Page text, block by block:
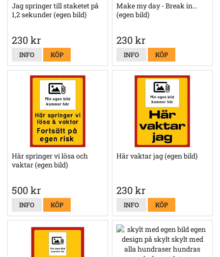
Jag springer till staketet på
1,2 sekunder (egen bild)
230 kr
INFO KÖP
Make my day - Break in...
(egen bild)
230 kr
INFO KÖP
Här springer vi lösa och
vaktar (egen bild)
500 kr
INFO KÖP
Här vaktar jag (egen bild)
230 kr
INFO KÖP